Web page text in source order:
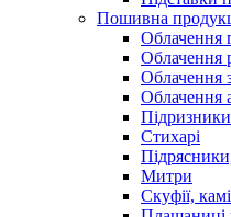
Пошивна
Облачення
Облачення
Облачення
Облачення
Підризники
Стихарі
Митри
Скуфії,